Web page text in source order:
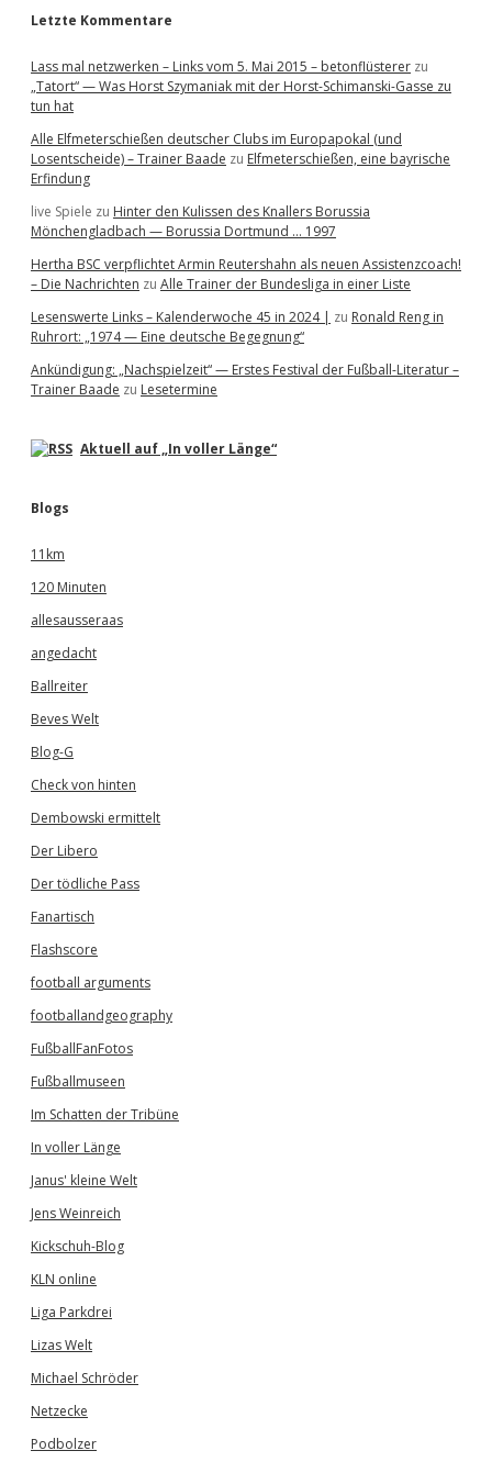
Letzte Kommentare
Lass mal netzwerken – Links vom 5. Mai 2015 – betonflüsterer zu
„Tatort“ — Was Horst Szymaniak mit der Horst-Schimanski-Gasse zu
tun hat
Alle Elfmeterschießen deutscher Clubs im Europapokal (und
Losentscheide) – Trainer Baade zu Elfmeterschießen, eine bayrische
Erfindung
live Spiele zu Hinter den Kulissen des Knallers Borussia
Mönchengladbach — Borussia Dortmund … 1997
Hertha BSC verpflichtet Armin Reutershahn als neuen Assistenzcoach!
– Die Nachrichten zu Alle Trainer der Bundesliga in einer Liste
Lesenswerte Links – Kalenderwoche 45 in 2024 | zu Ronald Reng in
Ruhrort: „1974 — Eine deutsche Begegnung“
Ankündigung: „Nachspielzeit“ — Erstes Festival der Fußball-Literatur –
Trainer Baade zu Lesetermine
Aktuell auf „In voller Länge“
Blogs
11km
120 Minuten
allesausseraas
angedacht
Ballreiter
Beves Welt
Blog-G
Check von hinten
Dembowski ermittelt
Der Libero
Der tödliche Pass
Fanartisch
Flashscore
football arguments
footballandgeography
FußballFanFotos
Fußballmuseen
Im Schatten der Tribüne
In voller Länge
Janus' kleine Welt
Jens Weinreich
Kickschuh-Blog
KLN online
Liga Parkdrei
Lizas Welt
Michael Schröder
Netzecke
Podbolzer